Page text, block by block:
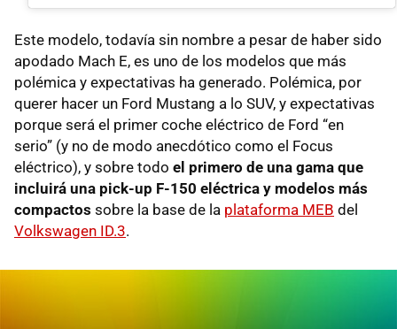
Este modelo, todavía sin nombre a pesar de haber sido
apodado Mach E, es uno de los modelos que más
polémica y expectativas ha generado. Polémica, por
querer hacer un Ford Mustang a lo SUV, y expectativas
porque será el primer coche eléctrico de Ford “en
serio” (y no de modo anecdótico como el Focus
eléctrico), y sobre todo el primero de una gama que
incluirá una pick-up F-150 eléctrica y modelos más
compactos sobre la base de la plataforma MEB del
Volkswagen ID.3.